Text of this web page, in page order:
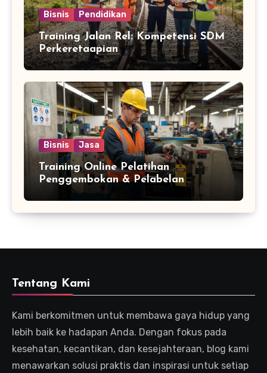
Bisnis Pendidikan
Training Jalan Rel: Kompetensi SDM
Perkeretaapian
Bisnis Jasa
Training Online Pelatihan
Penggembokan & Pelabelan
Tentang Kami
Kami berkomitmen untuk membawa gaya hidup yang
lebih baik ke hadapan Anda. Dengan fokus pada
kesehatan, kecantikan, dan kesejahteraan, blog kami
menawarkan solusi praktis dan inspirasi untuk setiap